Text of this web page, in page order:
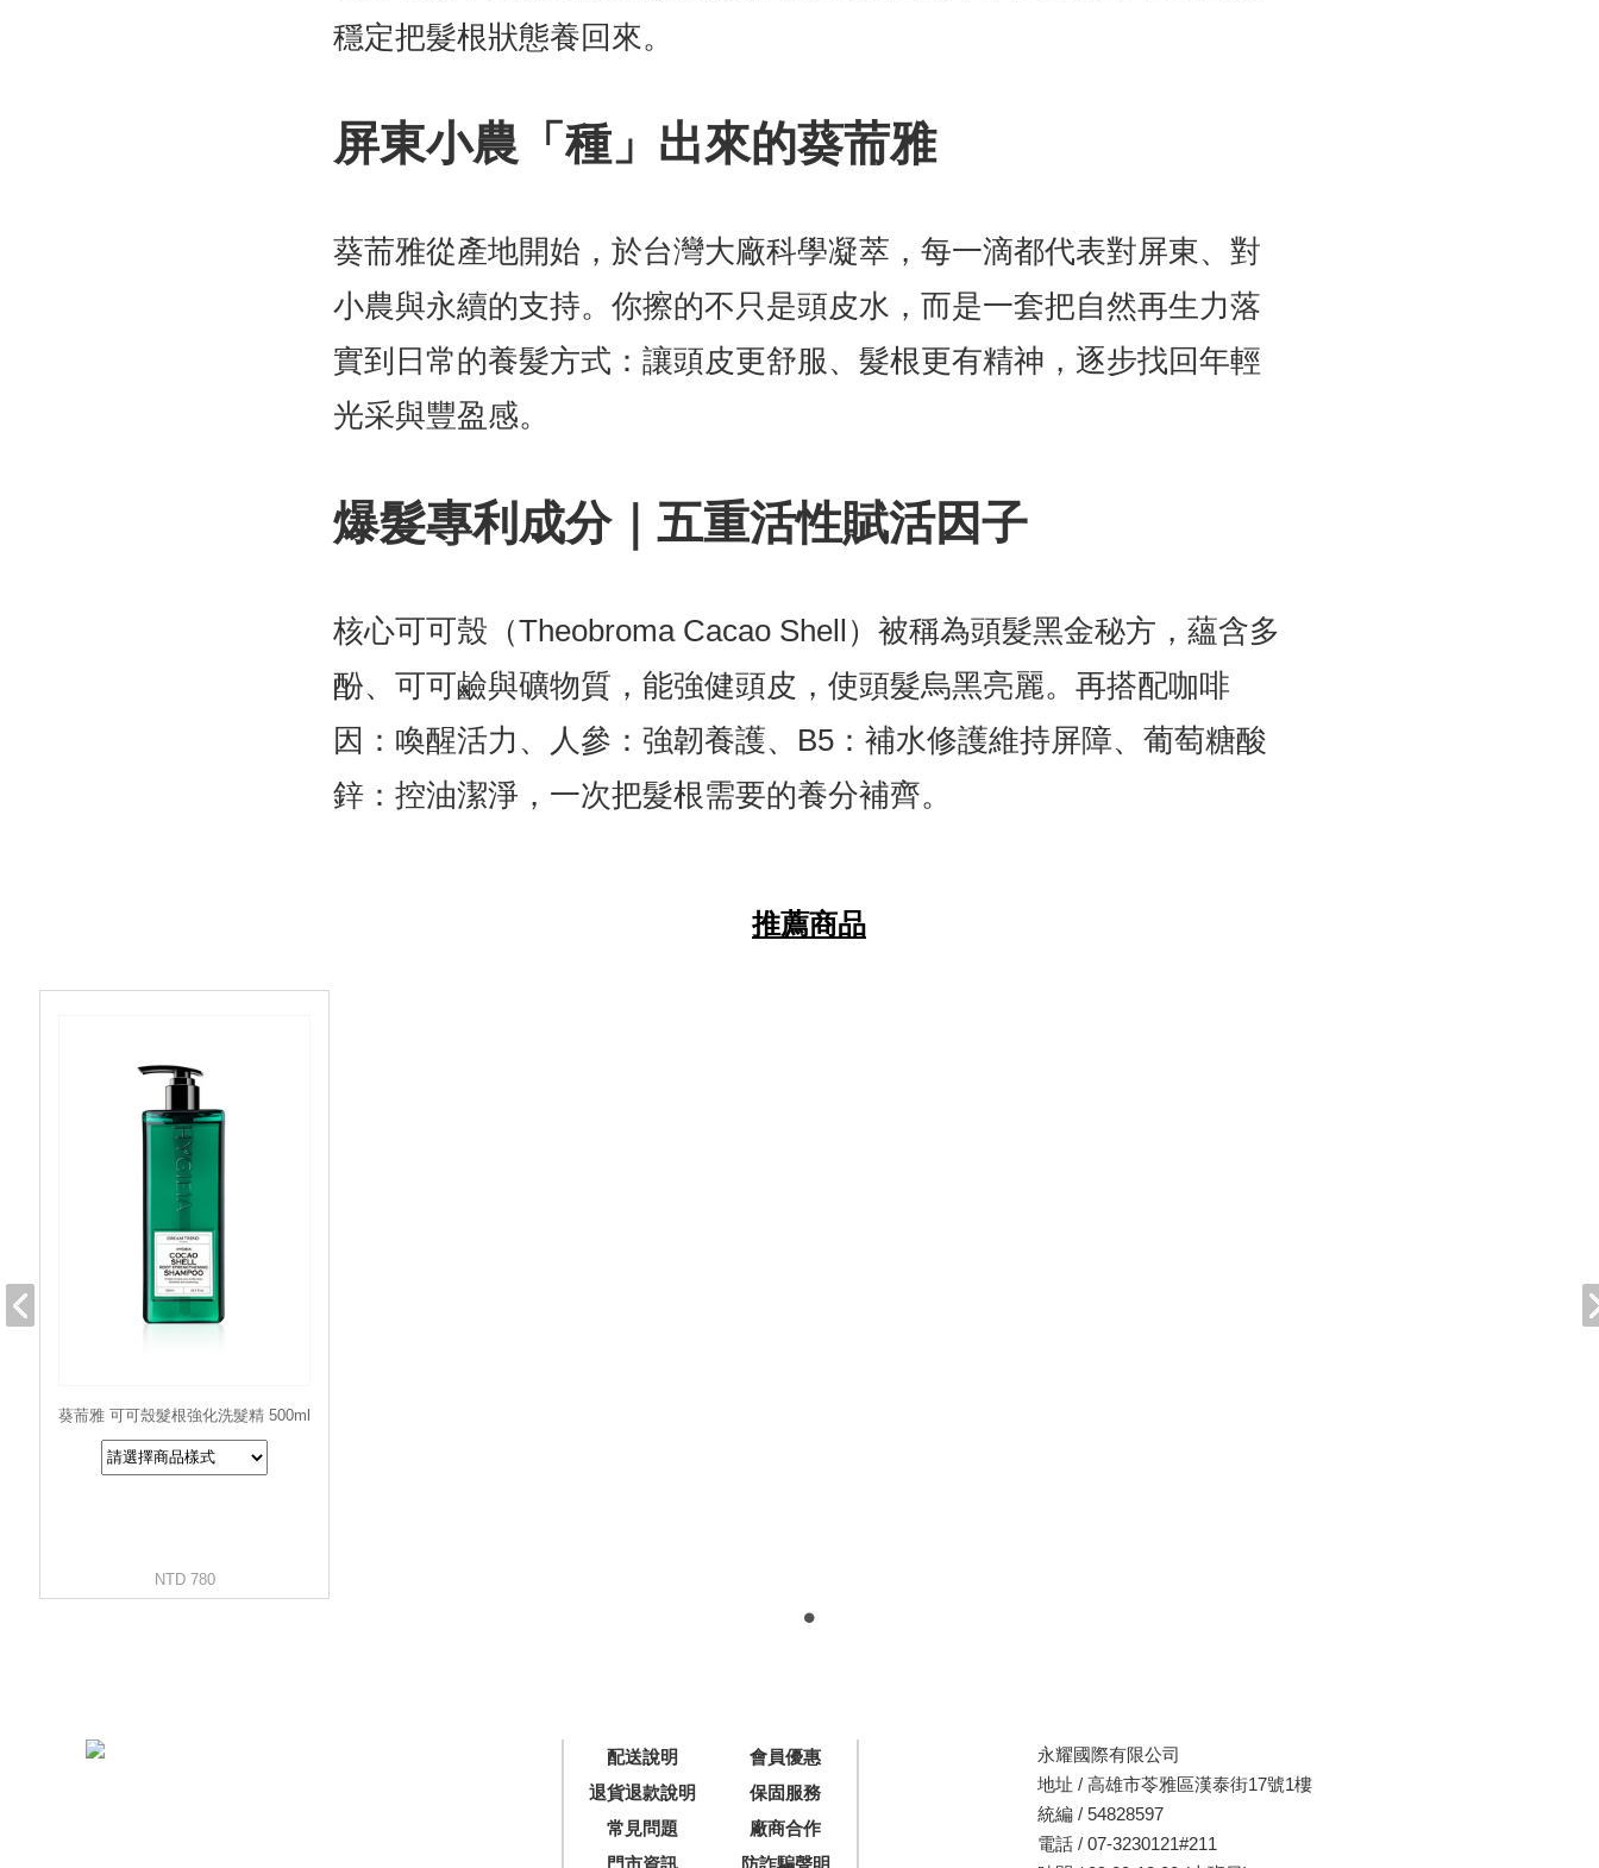
配送說明
退貨退款說明
常見問題
門市資訊
會員優惠
保固服務
廠商合作
防詐騙聲明
永耀國際有限公司
地址 / 高雄市苓雅區漢泰街17號1樓
統編 / 54828597
電話 / 07-3230121#211